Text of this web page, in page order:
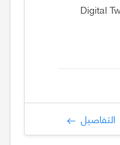
Digital
التفاصيل